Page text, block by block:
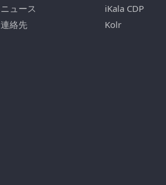
ニュース
連絡先
iKala CDP
Kolr